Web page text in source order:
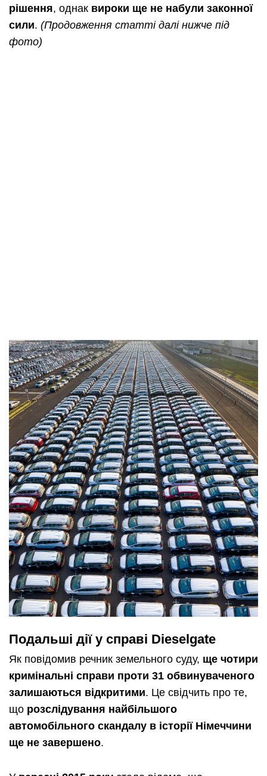
рішення, однак вироки ще не набули законної
сили. (Продовження статті далі нижче під
фото)
Подальші дії у справі Dieselgate
Як повідомив речник земельного суду, ще чотири
кримінальні справи проти 31 обвинуваченого
залишаються відкритими. Це свідчить про те,
що розслідування найбільшого
автомобільного скандалу в історії Німеччини
ще не завершено.